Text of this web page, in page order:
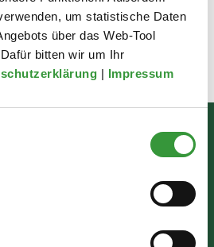
um statistische Daten
über das Web-Tool
bitten wir um Ihr
| Impressum